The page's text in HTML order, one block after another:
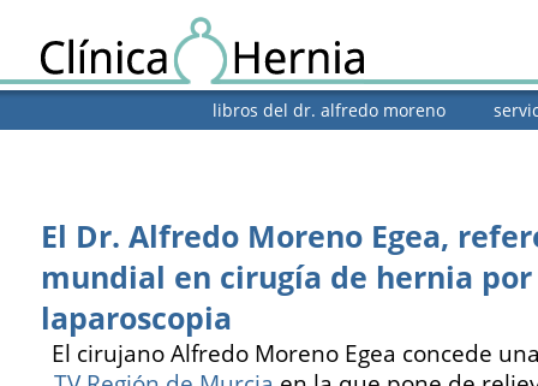
libros del dr. alfredo moreno
El Dr. Alfredo Moreno Egea,
mundial en cirugía de hernia por
laparoscopia
El cirujano Alfredo Moreno Egea concede